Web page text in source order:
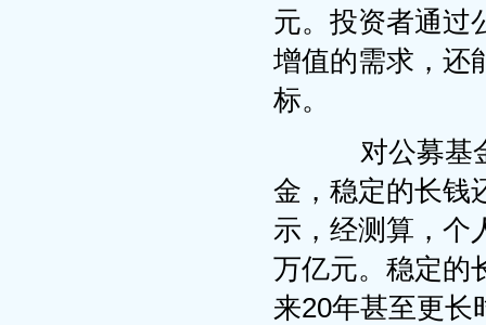
元。投资者通过
增值的需求，还
标。
对公募基金
金，稳定的长钱
示，经测算，个
万亿元。稳定的
来20年甚至更长